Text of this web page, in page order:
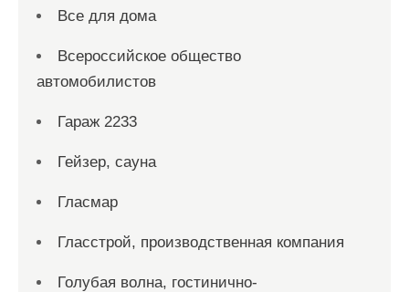
Все для дома
Всероссийское общество
автомобилистов
Гараж 2233
Гейзер, сауна
Гласмар
Гласстрой, производственная компания
Голубая волна, гостинично-